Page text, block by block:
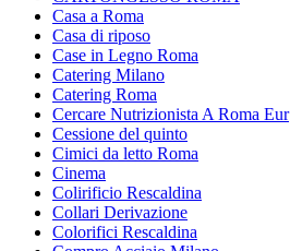
Casa a Roma
Casa di riposo
Case in Legno Roma
Catering Milano
Catering Roma
Cercare Nutrizionista A Roma Eur
Cessione del quinto
Cimici da letto Roma
Cinema
Colirificio Rescaldina
Collari Derivazione
Colorifici Rescaldina